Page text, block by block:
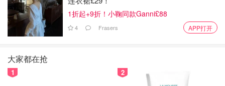
1折起+9折！小鞠同款Ganni£88
4 Frasers APP打开
大家都在抢
1 2